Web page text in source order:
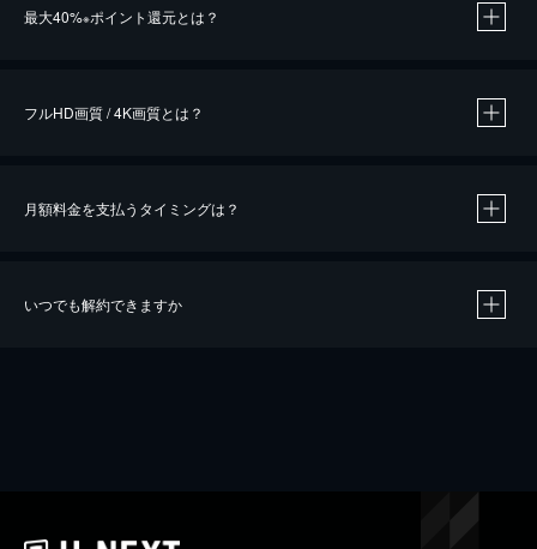
最大40%※ポイント還元とは？
※40％ポイント還元の対象は、クレジットカード決済による作品の購入 / レンタルです。
iOSアプリのUコイン決済による作品の購入 / レンタルは、20％のポイント還元です。
フルHD画質 / 4K画質とは？
月額料金を支払うタイミングは？
いつでも解約できますか